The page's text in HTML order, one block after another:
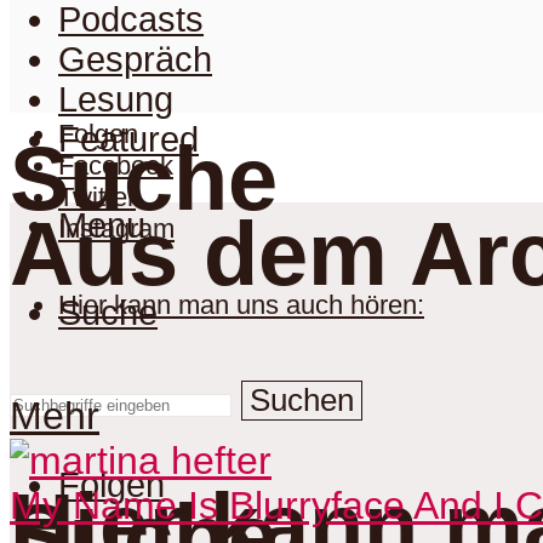
Folgen
Facebook
Twitter
Instagram
Hier kann man uns auch hören:
Suche
Suchen
Folgen
Podcasts
Gespräch
Lesung
Featured
Menu
Suche
Aus dem
Mehr
My Name Is Blurryface And I